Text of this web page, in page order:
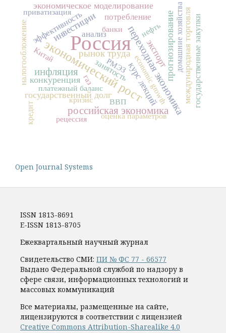
Россия
экономический ростпереходная экономика
инфляция
российская экономика
рынок труда
инвестиции прогнозирование
экономическое моделирование
государственный долг курс лекций
конкуренция
экспорт международная торговля
эффективность
занятость
потребление
налогообложение анализ государственные закупки
Китай
оценка параметров
домашние хозяйства
платежный баланс
газ
кризис
приватизация
нефть
банки
economic growth
РМЭЗ
ВВП
рецессия
кредит
Open Journal Systems
ISSN 1813-8691
E-ISSN 1813-8705
Ежеквартальный научный журнал
Свидетельство СМИ: ПИ № ФС 77 - 66577
Выдано Федеральной службой по надзору в
сфере связи, информационных технологий и
массовых коммуникаций
Все материалы, размещенные на сайте,
лицензируются в соответствии с лицензией
Creative Commons Attribution-Sharealike 4.0